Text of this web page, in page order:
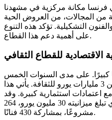
فرنسا مكانة مركزية في مشهدنا
من المجالات، من العروض الحية
التشكيلية. تؤكد هذه التنوع
على أهمية دعم هذا القطاع.
الاقتصادية للقطاع الثقافي
كبيرًا. على مدى السنوات الخمس
الماضية، تم تخصيص أكثر من 3 مليارات يورو للثقافة. يأتي هذا
من برنامج فرنسا 2030، مع اعتمادات استثمارية كبيرة. وقد
دعم النظام "عوالم جديدة"، الذي تبلغ ميزانيته 30 مليون يورو، 264
مشروعًا، بمشاركة 430 فنانًا.